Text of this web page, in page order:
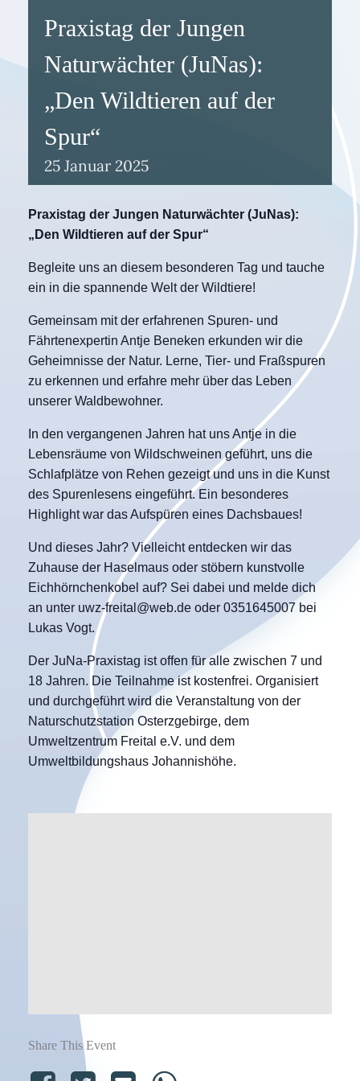
Praxistag der Jungen
Naturwächter (JuNas):
„Den Wildtieren auf der
Spur“
25 Januar 2025
Praxistag der Jungen Naturwächter (JuNas):
„Den Wildtieren auf der Spur“
Begleite uns an diesem besonderen Tag und tauche
ein in die spannende Welt der Wildtiere!
Gemeinsam mit der erfahrenen Spuren- und
Fährtenexpertin Antje Beneken erkunden wir die
Geheimnisse der Natur. Lerne, Tier- und Fraßspuren
zu erkennen und erfahre mehr über das Leben
unserer Waldbewohner.
In den vergangenen Jahren hat uns Antje in die
Lebensräume von Wildschweinen geführt, uns die
Schlafplätze von Rehen gezeigt und uns in die Kunst
des Spurenlesens eingeführt. Ein besonderes
Highlight war das Aufspüren eines Dachsbaues!
Und dieses Jahr? Vielleicht entdecken wir das
Zuhause der Haselmaus oder stöbern kunstvolle
Eichhörnchenkobel auf? Sei dabei und melde dich
an unter uwz-freital@web.de oder 0351645007 bei
Lukas Vogt.
Der JuNa-Praxistag ist offen für alle zwischen 7 und
18 Jahren. Die Teilnahme ist kostenfrei. Organisiert
und durchgeführt wird die Veranstaltung von der
Naturschutzstation Osterzgebirge, dem
Umweltzentrum Freital e.V. und dem
Umweltbildungshaus Johannishöhe.
Share This Event